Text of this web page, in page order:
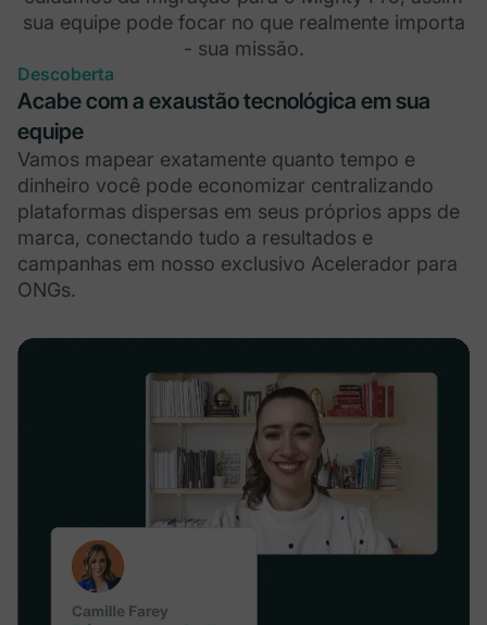
sua equipe pode focar no que realmente importa
- sua missão.
Descoberta
Acabe com a exaustão tecnológica em sua
equipe
Vamos mapear exatamente quanto tempo e
dinheiro você pode economizar centralizando
plataformas dispersas em seus próprios apps de
marca, conectando tudo a resultados e
campanhas em nosso exclusivo Acelerador para
ONGs.